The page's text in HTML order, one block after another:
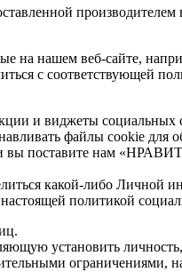
производителем
на нашем веб-сайте,
с соответствующей
и виджеты
файлы cookie
вы поставите нам
какой-либо Личной
политикой
установить
ограничениями,